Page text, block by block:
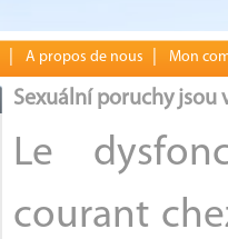
A propos de nous Mon
Sexuální poruchy jsou
Le
courant